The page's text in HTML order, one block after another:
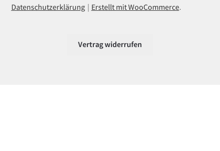
Datenschutzerklärung
Erstellt mit WooCommerce.
Vertrag widerrufen